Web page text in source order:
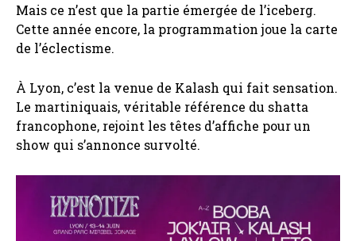
Mais ce n’est que la partie émergée de l’iceberg.
Cette année encore, la programmation joue la carte
de l’éclectisme.
À Lyon, c’est la venue de Kalash qui fait sensation.
Le martiniquais, véritable référence du shatta
francophone, rejoint les têtes d’affiche pour un
show qui s’annonce survolté.